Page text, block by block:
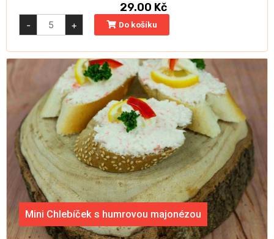
29.00 Kč
-
Mini
Chlebíček
s
+ Do košíku
Mini Chlebíček s humrovou majonézou